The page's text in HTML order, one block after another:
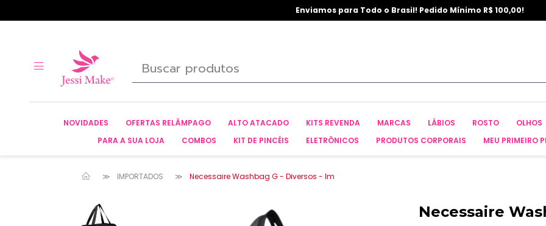
Enviamos para Todo o Brasil! Pedido Mínimo R$ 100,00!
NOVIDADES OFERTAS RELÂMPAGO ALTO ATACADO KITS REVENDA MARCAS LÁBIOS ROSTO OLHOS
PARA A SUA LOJA
COMBOS KIT DE PINCÉIS ELETRÔNICOS PRODUTOS CORPORAIS MEU PRIMEIRO
IMPORTADOS Necessaire Washbag G - Diversos - Im
Necessaire